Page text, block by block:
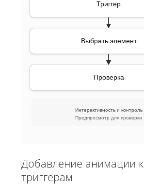
Триггер
Выбрать элемент
Проверка
Интерактивность и контроль
Предпросмотр для проверки
Добавление анимации к
триггерам